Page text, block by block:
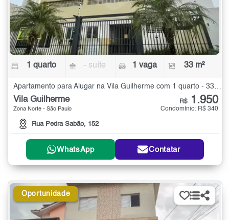
1 quarto - suíte 1 vaga 33 m²
Apartamento para Alugar na Vila Guilherme com 1 quarto - 33 m²
Vila Guilherme
Zona Norte - São Paulo
Rua Pedra Sabão, 152
R$ 1.950
Condomínio: R$ 340
WhatsApp Contatar
Oportunidade